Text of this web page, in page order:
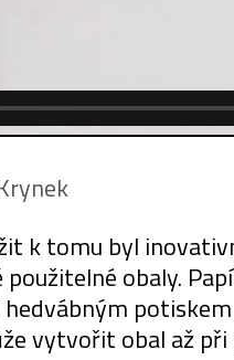
k tomu byl
obaly.
vytvořit obal až